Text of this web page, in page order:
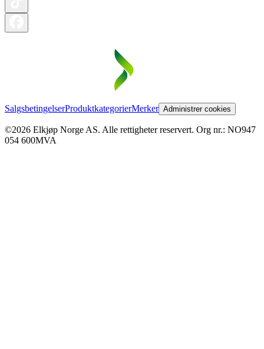
SalgsbetingelserProduktkategorierMerker Administrer cookies
©2026 Elkjøp Norge AS. Alle rettigheter reservert. Org nr.: NO947
054 600MVA